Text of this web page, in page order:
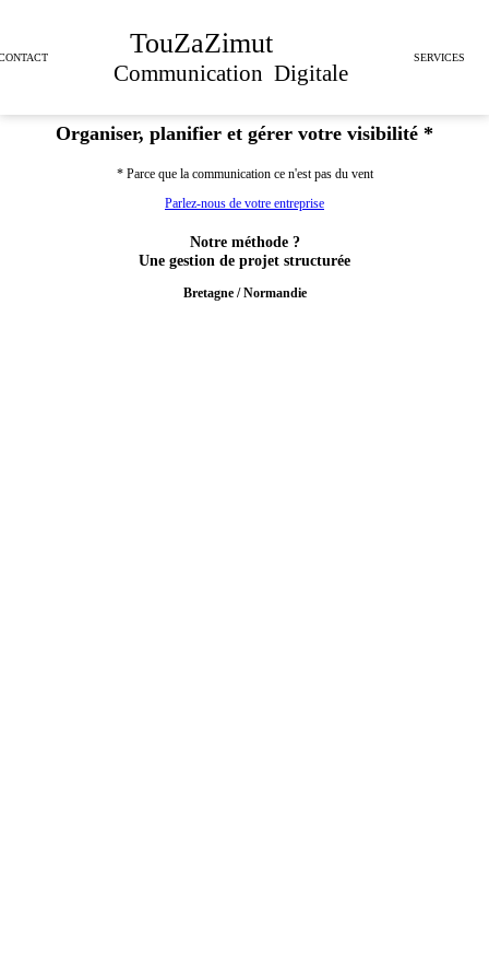
TouZaZimut
Communication Digitale
SERVICES
Organiser, planifier et gérer votre visibilité *
* Parce que la communication ce n'est pas du vent
Parlez-nous de votre entreprise
Notre méthode ?
Une gestion de projet structurée
Bretagne / Normandie